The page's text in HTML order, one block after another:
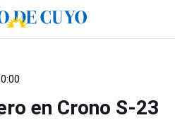
en Crono S-23